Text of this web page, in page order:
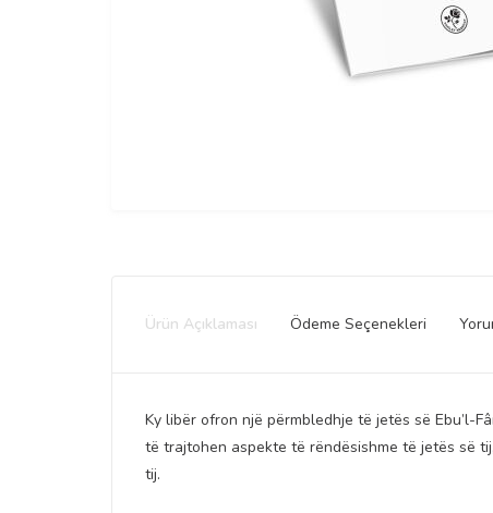
Ürün Açıklaması Ödeme Seçenekleri
Ky libër ofron një përmbledhje të jetës së Ebu’l-
të trajtohen aspekte të rëndësishme të jetës së
tij.